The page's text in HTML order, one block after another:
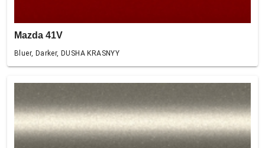
Mazda 41V
Bluer, Darker, DUSHA KRASNYY